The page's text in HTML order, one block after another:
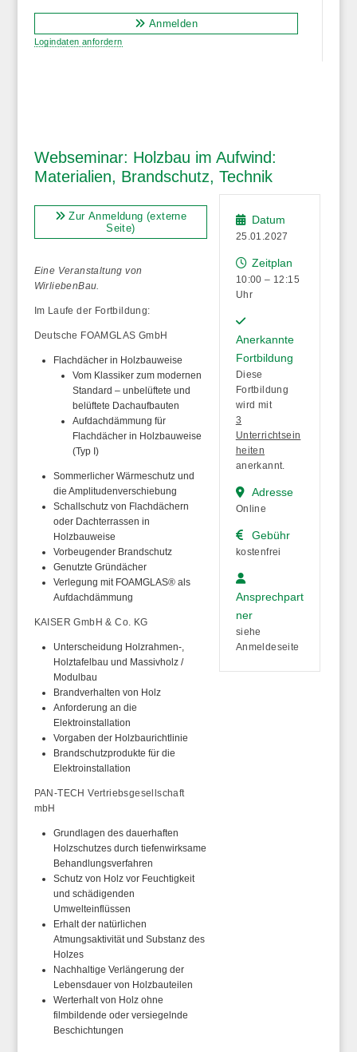
Anmelden
Logindaten anfordern
Webseminar: Holzbau im Aufwind:
Materialien, Brandschutz, Technik
Zur Anmeldung (externe
Seite)
Eine Veranstaltung von
WirliebenBau.
Im Laufe der Fortbildung:
Deutsche FOAMGLAS GmbH
Flachdächer in Holzbauweise
Vom Klassiker zum modernen
Standard – unbelüftete und
belüftete Dachaufbauten
Aufdachdämmung für
Flachdächer in Holzbauweise
(Typ I)
Sommerlicher Wärmeschutz und
die Amplitudenverschiebung
Schallschutz von Flachdächern
oder Dachterrassen in
Holzbauweise
Vorbeugender Brandschutz
Genutzte Gründächer
Verlegung mit FOAMGLAS® als
Aufdachdämmung
KAISER GmbH & Co. KG
Unterscheidung Holzrahmen-,
Holztafelbau und Massivholz /
Modulbau
Brandverhalten von Holz
Anforderung an die
Elektroinstallation
Vorgaben der Holzbaurichtlinie
Brandschutzprodukte für die
Elektroinstallation
PAN-TECH Vertriebsgesellschaft
mbH
Grundlagen des dauerhaften
Holzschutzes durch tiefenwirksame
Behandlungsverfahren
Schutz von Holz vor Feuchtigkeit
und schädigenden
Umwelteinflüssen
Erhalt der natürlichen
Atmungsaktivität und Substanz des
Holzes
Nachhaltige Verlängerung der
Lebensdauer von Holzbauteilen
Werterhalt von Holz ohne
filmbildende oder versiegelnde
Beschichtungen
Datum
25.01.2027
Zeitplan
10:00 – 12:15
Uhr
Anerkannte
Fortbildung
Diese
Fortbildung
wird mit
3
Unterrichtsein
heiten
anerkannt.
Adresse
Online
Gebühr
kostenfrei
Ansprechpart
ner
siehe
Anmeldeseite